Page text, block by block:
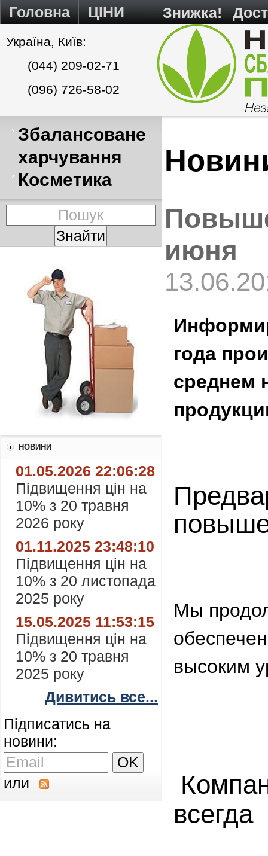
Головна ЦІНИ Знижка!
Україна, Київ:
(044) 209-02-71
(096) 726-58-02
Збалансоване
харчування
Косметика
НОВИНИ
01.05.2026 22:06:28
Підвищення цін на
10% з 20 травня
2026 року
01.11.2025 23:48:10
Підвищення цін на
10% з 20 листопада
2025 року
15.05.2025 11:53:15
Підвищення цін на
10% з 20 травня
2025 року
Дивитись все...
Підписатись на
новини:
или
июня
года
среднем
Мы
высоким
всегда